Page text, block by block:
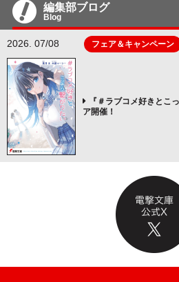
編集部ブログ
Blog
2026. 07/08 フェア＆キャンペーン
『＃ラブコメ好きとこ
ア開催！